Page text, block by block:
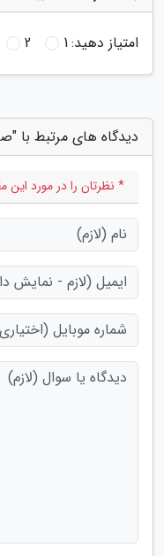
امتیاز دهید:1
2
دیدگاه های مرتبط با "صفر تا 100
* نظرتان را در مورد این